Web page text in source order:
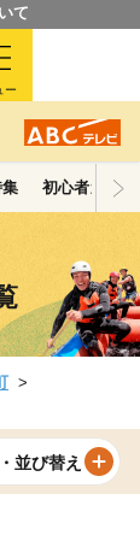
て
ー
初心者ガイド
並び替え